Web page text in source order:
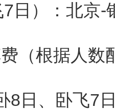
：北京-银
（根据人数
8日、卧飞7